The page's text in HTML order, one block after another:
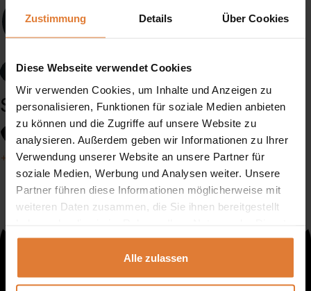
Zustimmung Details Über Cookies
Diese Webseite verwendet Cookies
Wir verwenden Cookies, um Inhalte und Anzeigen zu
personalisieren, Funktionen für soziale Medien anbieten
zu können und die Zugriffe auf unsere Website zu
analysieren. Außerdem geben wir Informationen zu Ihrer
Verwendung unserer Website an unsere Partner für
soziale Medien, Werbung und Analysen weiter. Unsere
Partner führen diese Informationen möglicherweise mit
weiteren Daten zusammen, die Sie ihnen bereitgestellt
gesammelt haben.
Alle zulassen
Service
+49 151 552 717 42 +49 151 702 252 81 +49 151 702 252 82